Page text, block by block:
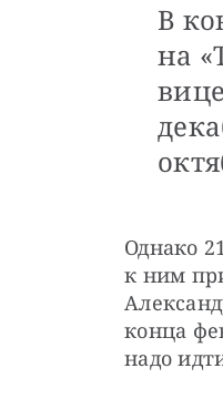
В
на
Однако
к ним
конца
надо